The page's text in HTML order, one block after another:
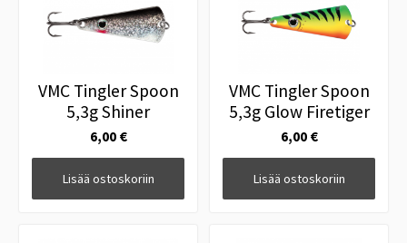
VMC Tingler Spoon
5,3g Shiner
6,00 €
Lisää ostoskoriin
VMC Tingler Spoon
5,3g Glow Firetiger
6,00 €
Lisää ostoskoriin